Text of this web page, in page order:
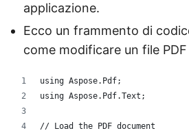
applicazione.
Ecco un frammento di
come modificare un file
using Aspose.Pdf;
using Aspose.Pdf.Text;
// Load the PDF document